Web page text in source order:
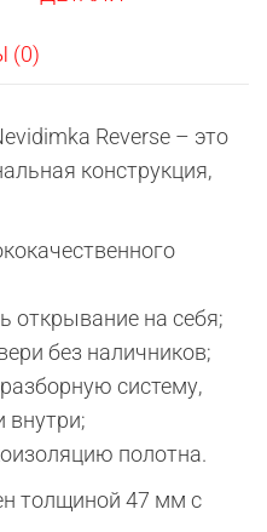
(0)
Reverse – это
конструкция,
открывание на себя;
без наличников;
систему,
полотна.
толщиной 47 мм с